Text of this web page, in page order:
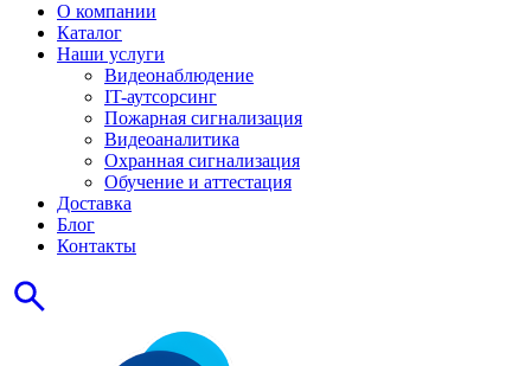
О компании
Каталог
Наши услуги
Видеонаблюдение
IT-аутсорсинг
Пожарная сигнализация
Видеоаналитика
Охранная сигнализация
Обучение и аттестация
Доставка
Блог
Контакты